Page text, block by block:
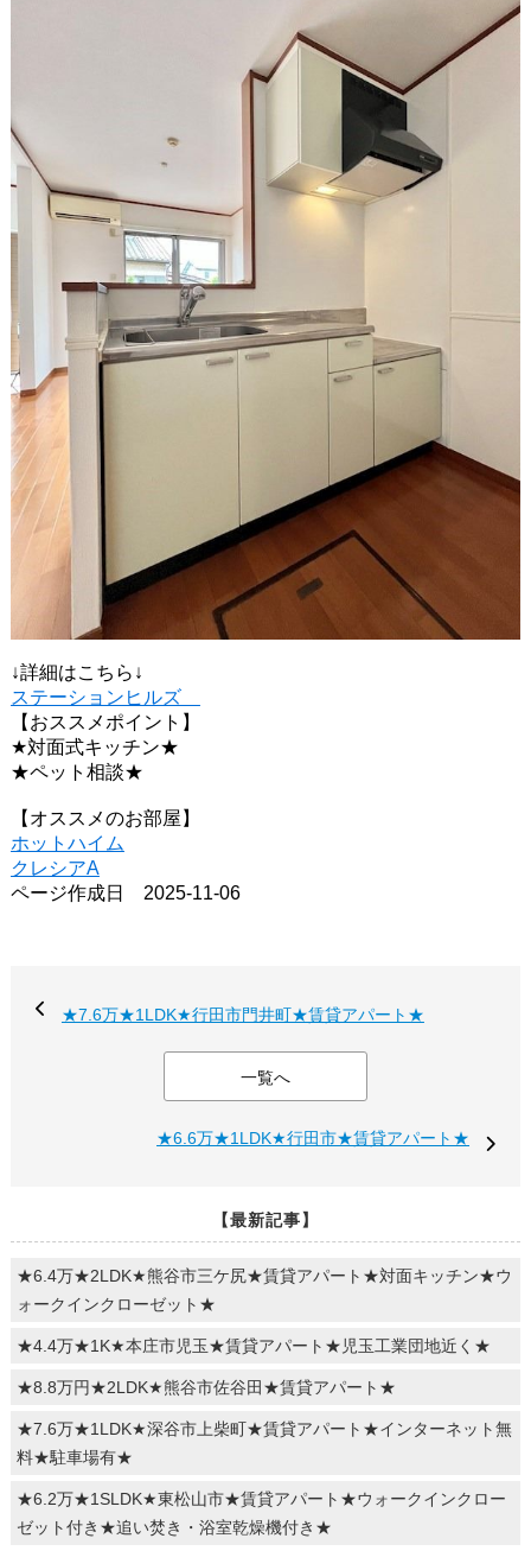
↓詳細はこちら↓
ステーションヒルズ
【おススメポイント】
★対面式キッチン★
★ペット相談★
【オススメのお部屋】
ホットハイム
クレシアA
ページ作成日 2025-11-06
★7.6万★1LDK★行田市門井町★賃貸アパート★
一覧へ
★6.6万★1LDK★行田市★賃貸アパート★
【最新記事】
★6.4万★2LDK★熊谷市三ケ尻★賃貸アパート★対面キッチン★ウ
ォークインクローゼット★
★4.4万★1K★本庄市児玉★賃貸アパート★児玉工業団地近く★
★8.8万円★2LDK★熊谷市佐谷田★賃貸アパート★
★7.6万★1LDK★深谷市上柴町★賃貸アパート★インターネット無
料★駐車場有★
★6.2万★1SLDK★東松山市★賃貸アパート★ウォークインクロー
ゼット付き★追い焚き・浴室乾燥機付き★